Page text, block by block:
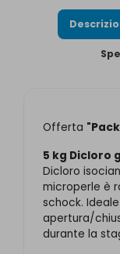
Offerta
5 kg Dicloro
Dicloro
microperle è
schock.
apertura/
durante la